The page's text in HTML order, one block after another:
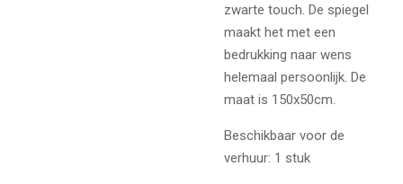
zwarte touch. De spiegel
maakt het met een
bedrukking naar wens
helemaal persoonlijk. De
maat is 150x50cm.
Beschikbaar voor de
verhuur: 1 stuk